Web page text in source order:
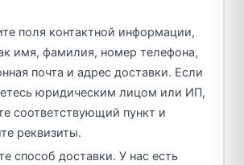
поля контактной информации,
имя, фамилия, номер телефона,
почта и адрес доставки. Если
юридическим лицом или ИП,
соответствующий пункт и
реквизиты.
способ доставки. У нас есть